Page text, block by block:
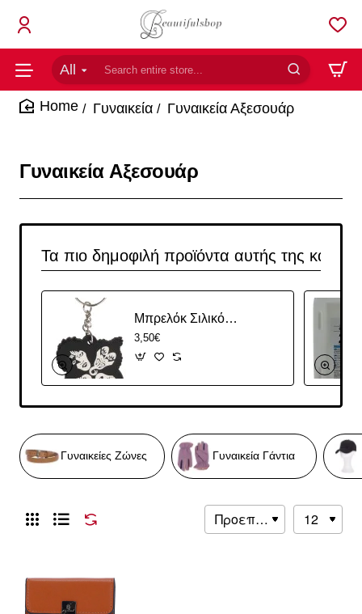
All
Search
entire
store... Γυναικεία Γυναικεία Αξεσουάρ
Γυναικεία Αξεσουάρ
Τα πιο δημοφιλή προϊόντα αυτής της
Μπρελόκ Σιλικόνης Με Σχέδιο Kiss Rockband
3,50€
Γυναικείες Ζώνες Γυναικεία Γάντια